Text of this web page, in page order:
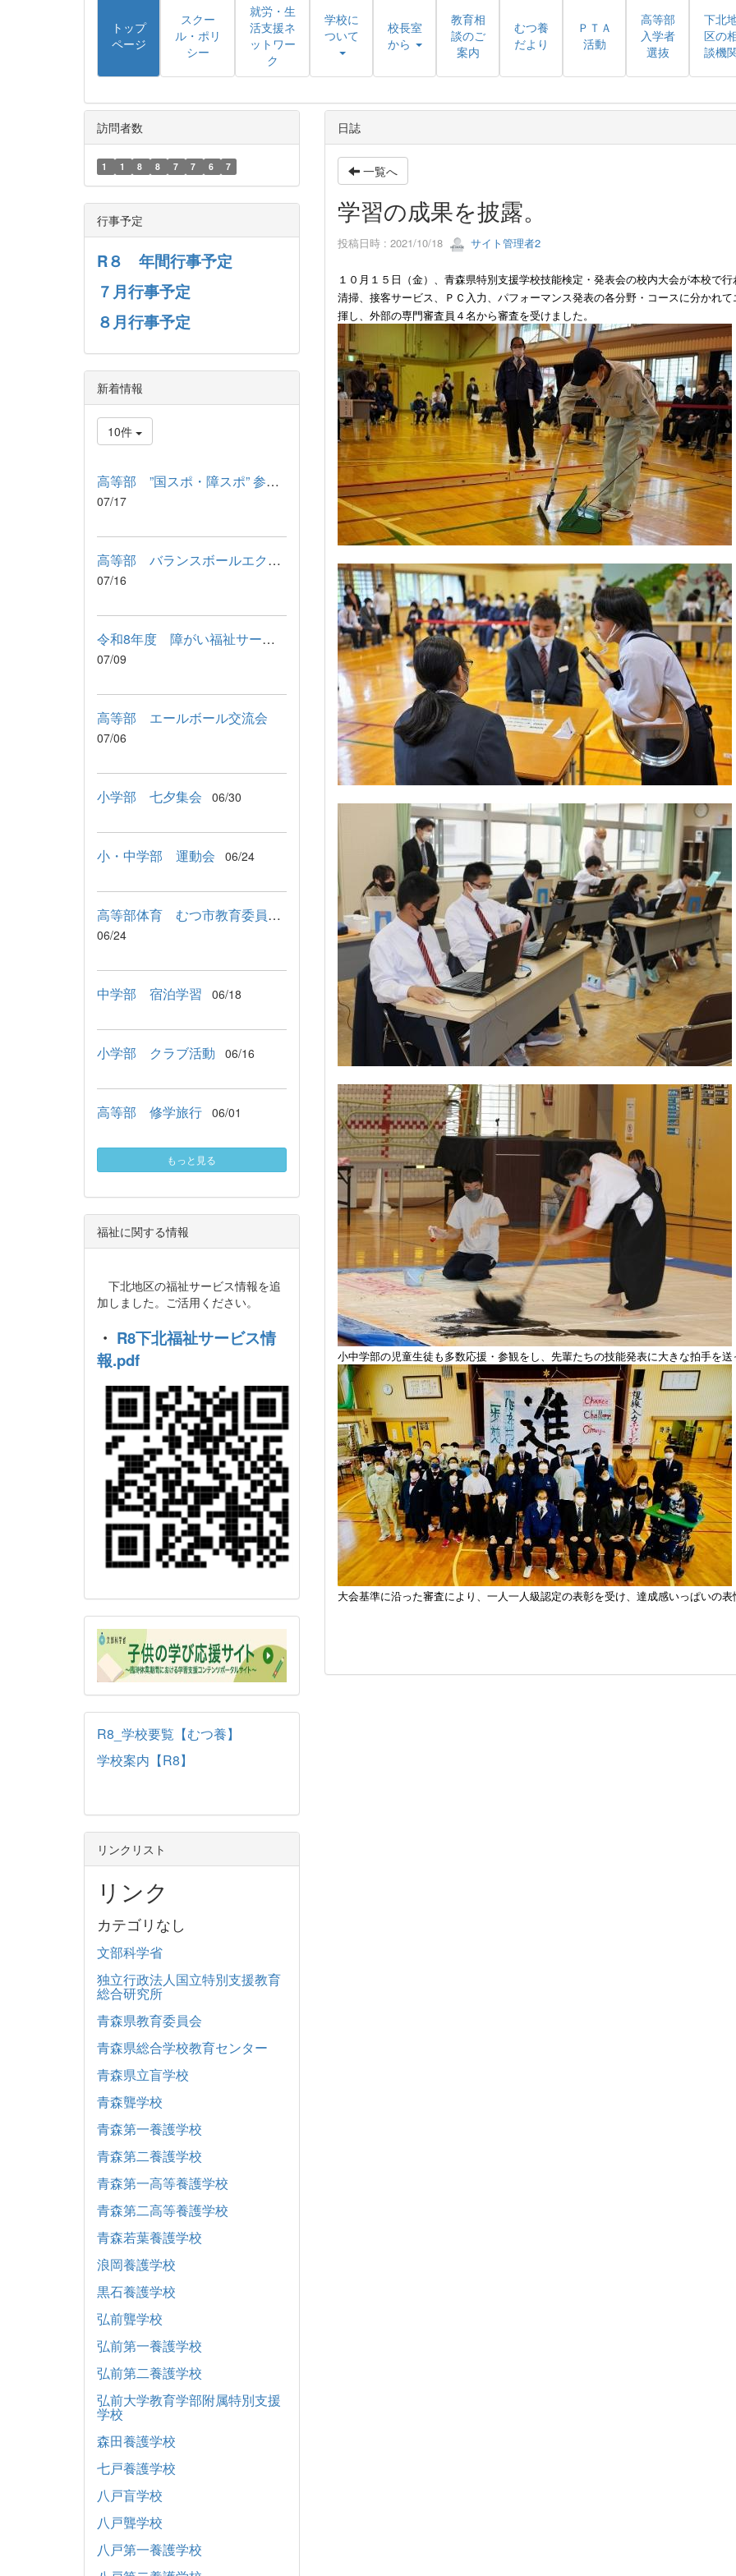
トップ
ページ
スクー
ル・ポリ
シー
就労・生
活支援ネ
ットワー
ク
学校に
ついて
校長室
から
教育相
談のご
案内
むつ養
だより
ＰＴＡ
活動
高等部
入学者
選抜
下北
区の
談機
日誌
一覧へ
学習の成果を披露。
投稿日時 : 2021/10/18 サイト管理者2
１０月１５日（金）、青森県特別支援学校技能検定・発表会の校内大会が本校で行
清掃、接客サービス、ＰＣ入力、パフォーマンス発表の各分野・コースに分かれ
揮し、外部の専門審査員４名から審査を受けました。
小中学部の児童生徒も多数応援・参観をし、先輩たちの技能発表に大きな拍手を送
大会基準に沿った審査により、一人一人級認定の表彰を受け、達成感いっぱいの表
訪問者数
1 1 8 8 7 7 6 7
行事予定
R８ 年間行事予定
７月行事予定
８月行事予定
新着情報
10件
高等部 ”国スポ・障スポ” 参加記念品 引渡式
07/17
高等部 バランスボールエクササイズ
07/16
令和8年度 障がい福祉サービス利用に関わる説明会が行われました
07/09
高等部 エールボール交流会
07/06
小学部 七夕集会 06/30
小・中学部 運動会 06/24
高等部体育 むつ市教育委員会教育長来校
06/24
中学部 宿泊学習 06/18
小学部 クラブ活動 06/16
高等部 修学旅行 06/01
もっと見る
福祉に関する情報
下北地区の福祉サービス情報を追
加しました。ご活用ください。
・ R8下北福祉サービス情
報.pdf
R8_学校要覧【むつ養】
学校案内【R8】
リンクリスト
リンク
カテゴリなし
文部科学省
独立行政法人国立特別支援教育
総合研究所
青森県教育委員会
青森県総合学校教育センター
青森県立盲学校
青森聾学校
青森第一養護学校
青森第二養護学校
青森第一高等養護学校
青森第二高等養護学校
青森若葉養護学校
浪岡養護学校
黒石養護学校
弘前聾学校
弘前第一養護学校
弘前第二養護学校
弘前大学教育学部附属特別支援
学校
森田養護学校
七戸養護学校
八戸盲学校
八戸聾学校
八戸第一養護学校